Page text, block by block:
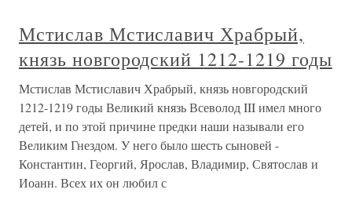
Мстислав Мстиславич Храбрый,
князь новгородский 1212-1219 годы
Мстислав Мстиславич Храбрый, князь новгородский
1212-1219 годы Великий князь Всеволод III имел много
детей, и по этой причине предки наши называли его
Великим Гнездом. У него было шесть сыновей -
Константин, Георгий, Ярослав, Владимир, Святослав и
Иоанн. Всех их он любил с